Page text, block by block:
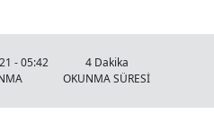
- 05:42
4 Dakika
OKUNMA SÜRESİ